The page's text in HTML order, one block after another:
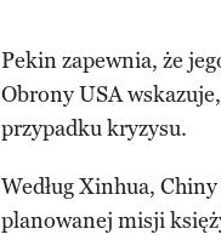
Pekin zapewnia, że
Obrony USA
przypadku kryzysu.
Według Xinhua,
planowanej misji